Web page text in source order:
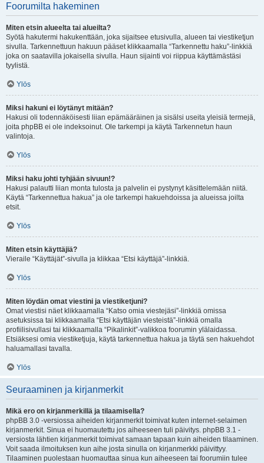
Foorumilta hakeminen
Miten etsin alueelta tai alueilta?
Syötä hakutermi hakukenttään, joka sijaitsee etusivulla, alueen tai viestiketjun
sivulla. Tarkennettuun hakuun pääset klikkaamalla “Tarkennettu haku”-linkkiä
joka on saatavilla jokaisella sivulla. Haun sijainti voi riippua käyttämästäsi
tyylistä.
Ylös
Miksi hakuni ei löytänyt mitään?
Hakusi oli todennäköisesti liian epämääräinen ja sisälsi useita yleisiä termejä,
joita phpBB ei ole indeksoinut. Ole tarkempi ja käytä Tarkennetun haun
valintoja.
Ylös
Miksi haku johti tyhjään sivuun!?
Hakusi palautti liian monta tulosta ja palvelin ei pystynyt käsittelemään niitä.
Käytä “Tarkennettua hakua” ja ole tarkempi hakuehdoissa ja alueissa joilta
etsit.
Ylös
Miten etsin käyttäjiä?
Vieraile “Käyttäjät”-sivulla ja klikkaa “Etsi käyttäjä”-linkkiä.
Ylös
Miten löydän omat viestini ja viestiketjuni?
Omat viestisi näet klikkaamalla “Katso omia viestejäsi”-linkkiä omissa
asetuksissa tai klikkaamalla “Etsi käyttäjän viesteistä”-linkkiä omalla
profiilisivullasi tai klikkaamalla “Pikalinkit”-valikkoa foorumin ylälaidassa.
Etsiäksesi omia viestiketjuja, käytä tarkennettua hakua ja täytä sen hakuehdot
haluamallasi tavalla.
Ylös
Seuraaminen ja kirjanmerkit
Mikä ero on kirjanmerkillä ja tilaamisella?
phpBB 3.0 -versiossa aiheiden kirjanmerkit toimivat kuten internet-selaimen
kirjanmerkit. Sinua ei huomautettu jos aiheeseen tuli päivitys. phpBB 3.1 -
versiosta lähtien kirjanmerkit toimivat samaan tapaan kuin aiheiden tilaaminen.
Voit saada ilmoituksen kun aihe josta sinulla on kirjanmerkki päivittyy.
Tilaaminen puolestaan huomauttaa sinua kun aiheeseen tai foorumiin tulee